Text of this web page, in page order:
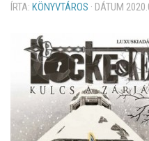
ÍRTA: KÖNYVTÁROS · DÁTUM